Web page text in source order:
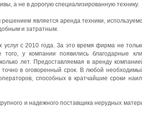
а не в дорогую специализированную технику.
является аренда техники,
и затратным.
с 2010 года. За это время фирма не
у компании появились благодарные
лет. Предоставляемая в аренду
точно в оговоренный срок. В любой
способных в кратчайшие сроки
и надежного поставщика нерудных